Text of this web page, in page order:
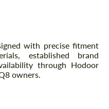
with precise fitment
established brand
through Hodoor
owners.